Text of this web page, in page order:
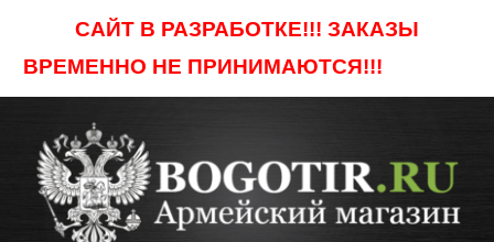
САЙТ В РАЗРАБОТКЕ!!! ЗАКАЗЫ
ВРЕМЕННО НЕ ПРИНИМАЮТСЯ!!!
content